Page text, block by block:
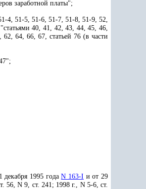
заработной платы";
4, 51-5, 51-6, 51-7, 51-8, 51-9, 52,
40, 41, 42, 43, 44, 45, 46,
64, 66, 67, статьей 76 (в части
декабря 1995 годаN 163-I и от 29
56, N 9, ст. 241; 1998 г., N 5-6, ст.